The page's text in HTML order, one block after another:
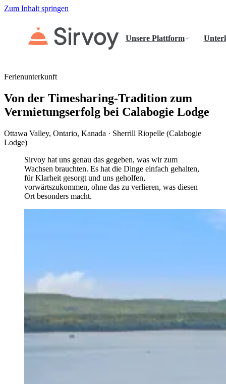
Zum Inhalt springen
Unsere Plattform
Ferienunterkunft
Von der Timesharing-Tradition zum
Vermietungserfolg bei Calabogie Lodge
Ottawa Valley, Ontario, Kanada · Sherrill Riopelle (Calabogie
Lodge)
Sirvoy hat uns genau das gegeben, was wir zum
Wachsen brauchten. Es hat die Dinge einfach gehalten,
für Klarheit gesorgt und uns geholfen,
vorwärtszukommen, ohne das zu verlieren, was diesen
Ort besonders macht.